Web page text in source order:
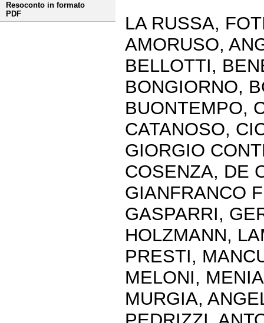
Resoconto in formato
PDF
LA RUSSA,
AMORUSO,
BELLOTTI,
BONGIORNO,
BUONTEMPO,
CATANOSO,
GIORGIO
COSENZA, DE
GIANFRANCO
GASPARRI,
HOLZMANN,
PRESTI,
MELONI,
MURGIA,